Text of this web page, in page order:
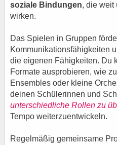
soziale Bindungen, die weit
wirken.
Das Spielen in Gruppen
Kommunikationsfähigkeiten
die eigenen Fähigkeiten. Du
Formate ausprobieren, wie
Ensembles oder kleine
deinen Schülerinnen und
unterschiedliche Rollen zu
Tempo weiterzuentwickeln.
Regelmäßig gemeinsame